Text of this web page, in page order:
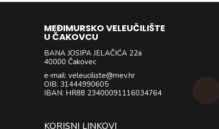
MEĐIMURSKO VELEUČILIŠTE
U ČAKOVCU
BANA JOSIPA JELAČIĆA 22a
40000 Čakovec
e-mail: veleuciliste@mev.hr
OIB: 31444990605
IBAN: HR88 23400091116034764
KORISNI LINKOVI